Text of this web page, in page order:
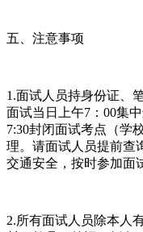
五、注意事项
1.面试人员持身份证、
面试当日上午7：00集
7:30封闭面试考点（学
理。请面试人员提前查
交通安全，按时参加面
2.所有面试人员除本人